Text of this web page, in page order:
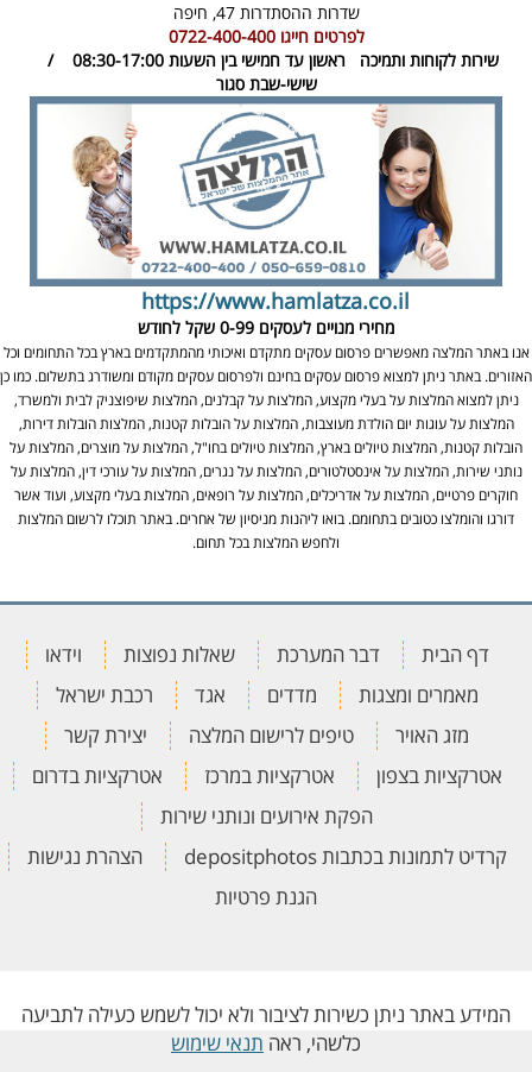
שדרות ההסתדרות 47,
חיפה
לפרטים חייגו0722-400-400
שירות לקוחות ותמיכה
ראשון עד חמישי בין השעות 08:30-17:00 /
שישי-שבת סגור
https://www.hamlatza.co.il
מחירי מנויים לעסקים 0-99 שקל לחודש
אנו באתר המלצה מאפשרים פרסום עסקים מתקדם ואיכותי מהמתקדמים בארץ בכל התחומים וכל
האזורים. באתר ניתן למצוא פרסום עסקים בחינם ולפרסום עסקים מקודם ומשודרג בתשלום. כמו כן
ניתן למצוא המלצות על בעלי מקצוע, המלצות על קבלנים, המלצות שיפוצניק לבית ולמשרד,
המלצות על עוגות יום הולדת מעוצבות, המלצות על הובלות קטנות, המלצות הובלות דירות,
הובלות קטנות, המלצות טיולים בארץ, המלצות טיולים בחו"ל, המלצות על מוצרים, המלצות על
נותני שירות, המלצות על אינסטלטורים, המלצות על נגרים, המלצות על עורכי דין, המלצות על
חוקרים פרטיים, המלצות על אדריכלים, המלצות על רופאים, המלצות בעלי מקצוע, ועוד אשר
דורגו והומלצו כטובים בתחומם. בואו ליהנות מניסיון של אחרים. באתר תוכלו לרשום המלצות
ולחפש המלצות בכל תחום.
דף הבית דבר המערכת שאלות נפוצות
וידאו
מאמרים ומצגות
מדדים אגד
רכבת ישראל
מזג האויר
טיפים לרישום המלצה
יצירת קשר
אטרקציות בצפון
אטרקציות במרכז
אטרקציות בדרום
הפקת אירועים ונותני שירות
קרדיט לתמונות בכתבות depositphotos
הצהרת נגישות
הגנת פרטיות
המידע באתר ניתן כשירות לציבור ולא יכול לשמש כעילה לתביעה
כלשהי, ראה תנאי שימוש